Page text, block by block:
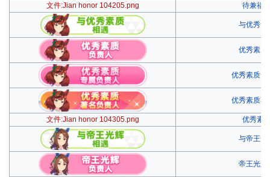
文件:Jian honor 104205.png 待兼福
与优秀素
优秀素质
优秀素质专
优秀素质著
文件:Jian honor 104305.png 优秀素
与帝王光
帝王光辉